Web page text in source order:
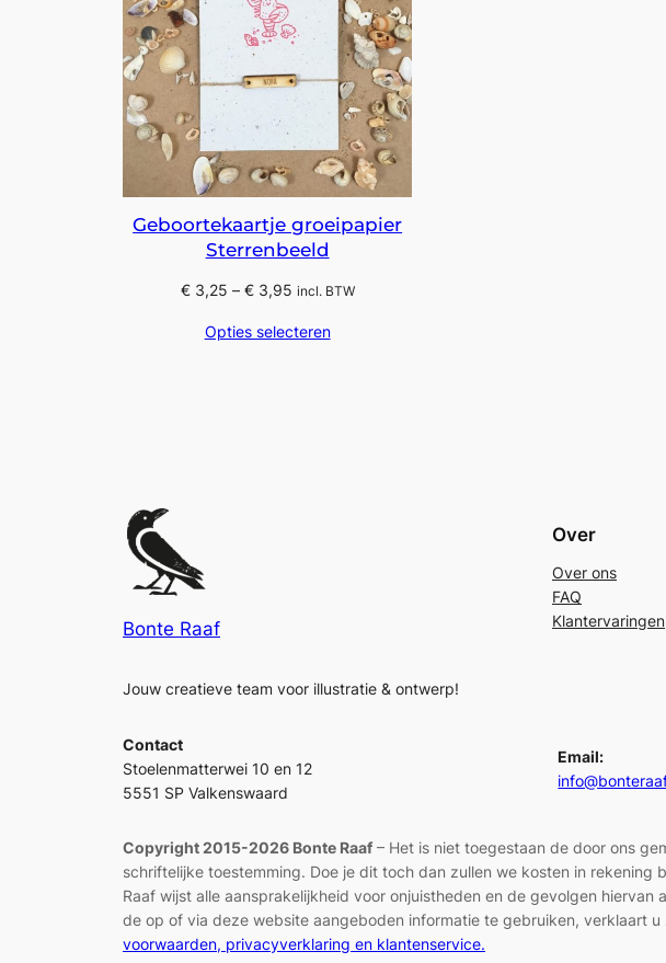
Geboortekaartje groeipapier
Sterrenbeeld
€3,25 – €3,95Prijsklasse:
tot
incl. BTW
Opties selecteren
Bonte Raaf
Jouw creatieve team voor illustratie & ontwerp!
Over
Over ons
FAQ
Klantervaringen
Contact
Stoelenmatterwei 10 en 12
5551 SP Valkenswaard
Email:
Copyright 2015-2026 Bonte Raaf – Het is niet toegestaan de door ons
schriftelijke toestemming. Doe je dit toch dan zullen we kosten in
Raaf wijst alle aansprakelijkheid voor onjuistheden en de gevolgen
de op of via deze website aangeboden informatie te gebruiken, verklaart
voorwaarden, privacyverklaring en klantenservice.